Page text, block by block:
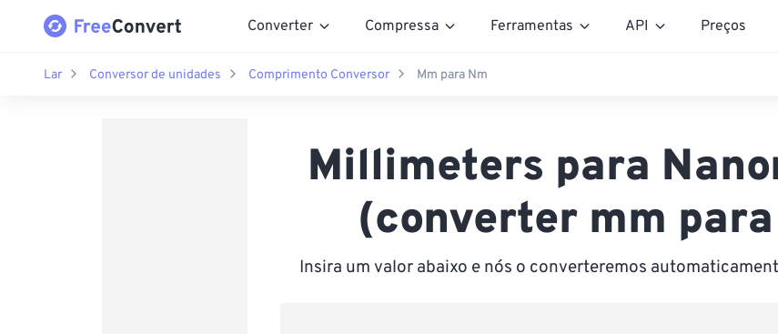
Converter Compressa Ferramentas API Preços
Lar Conversor de unidades Comprimento Conversor Mm para Nm
Millimeters para
(converter mm
Insira um valor abaixo e nós o converteremos